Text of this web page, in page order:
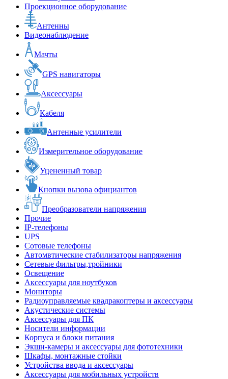
Проекционное оборудование
Антенны
Видеонаблюдение
Мачты
GPS навигаторы
Аксессуары
Кабеля
Антенные усилители
Измерительное оборудование
Уцененный товар
Кнопки вызова официантов
Преобразователи напряжения
Прочие
IP-телефоны
UPS
Сотовые телефоны
Автомвтические стабилизаторы напряжения
Сетевые фильтры,тройники
Освещение
Аксессуары для ноутбуков
Мониторы
Радиоуправляемые квадракоптеры и аксессуары
Акустические системы
Аксессуары для ПК
Носители информации
Корпуса и блоки питания
Экшн-камеры и аксессуары для фототехники
Шкафы, монтажные стойки
Устройства ввода и аксессуары
Аксессуары для мобильных устройств